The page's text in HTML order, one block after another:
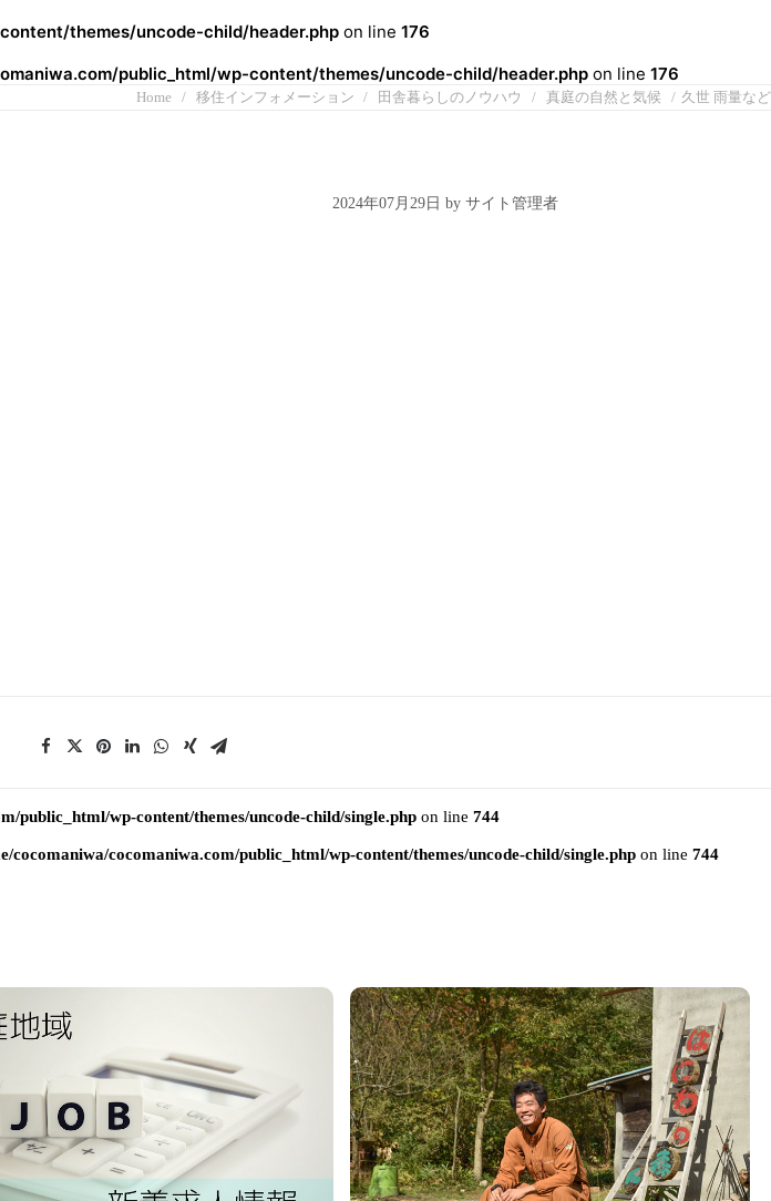
themes/uncode-child/header.php on line 176
public_html/wp-content/themes/uncode-child/header.php on line 176
Home 移住インフォメーション 田舎暮らしのノウハウ 真庭の自然と気候 久世 雨量など
2024年07月29日 by サイト管理者
public_html/wp-content/themes/uncode-child/single.phpon line 744
cocomaniwa/cocomaniwa.com/public_html/wp-content/themes/uncode-child/single.phpon line 744